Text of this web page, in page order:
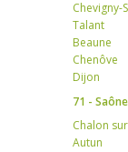
Chevigny-
Talant
Beaune
Chenôve
Dijon
71 -
Chalon
Autun